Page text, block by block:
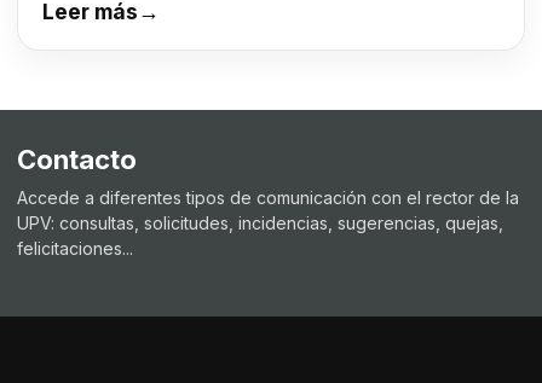
Leer más→
Contacto
Accede a diferentes tipos de comunicación con el rector de la
UPV: consultas, solicitudes, incidencias, sugerencias, quejas,
felicitaciones...